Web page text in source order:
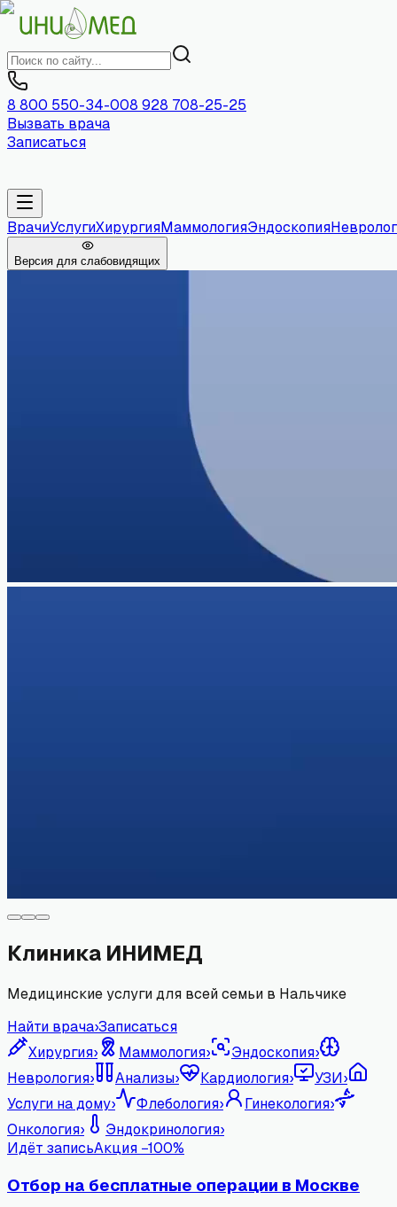
8 800 550-34-008 928 708-25-25
Вызвать врача
Записаться
ВрачиУслугиХирургияМаммологияЭндоскопия
Версия для слабовидящих
Клиника ИНИМЕД
Медицинские услуги для всей семьи в Нальчике
Найти врача›Записаться
Хирургия› Маммология› Эндоскопия›
Неврология› Анализы› Кардиология› УЗИ›
Услуги на дому› Флебология› Гинекология›
Онкология› Эндокринология›
Идёт записьАкция −100%
Отбор на бесплатные операции в Москве